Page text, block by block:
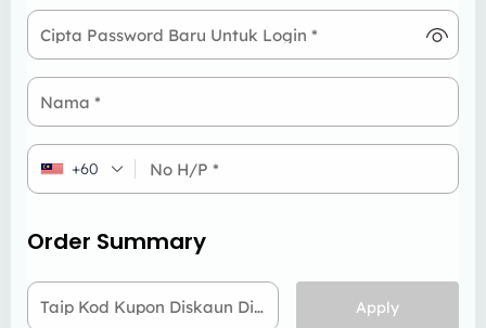
Cipta Password Baru Untuk Login *
Nama *
No H/P *
+60
Order Summary
Taip Kod Kupon Diskaun Di Sini Apply